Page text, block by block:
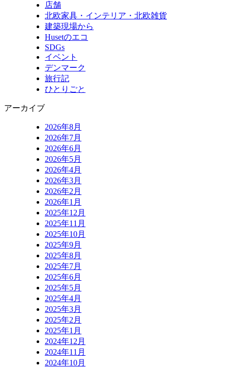
店舗
北欧家具・インテリア・北欧雑貨
建築現場から
Husetのエコ
SDGs
イベント
デンマーク
旅行記
ひとりごと
アーカイブ
2026年8月
2026年7月
2026年6月
2026年5月
2026年4月
2026年3月
2026年2月
2026年1月
2025年12月
2025年11月
2025年10月
2025年9月
2025年8月
2025年7月
2025年6月
2025年5月
2025年4月
2025年3月
2025年2月
2025年1月
2024年12月
2024年11月
2024年10月